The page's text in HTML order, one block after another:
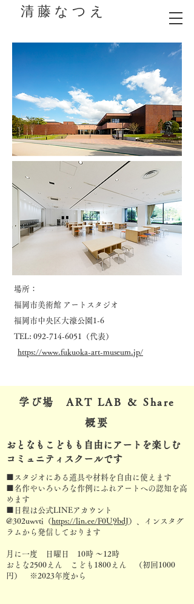
清 藤 な つ え
場所：
福岡市美術館 アートスタジオ
福岡市中央区大濠公園1-6
TEL: 092-714-6051
（代表）
https://www.fukuoka-art-museum.jp/
おとなもこどもも自由にアートを楽しむ
コミュニティスクールです
■スタジオにある道具や材料を自由に使えます
■名作やいろいろな作例にふれアートへの認知を高
めます
■日程は公式LINEアカウント
@302uwvti（https://lin.ee/F0U9bdJ）
、インスタグ
ラムから発信しております
月に一度 日曜日 10時 ～12時
おとな2500えん こども1800えん （初回1000
円） ※2023年度から
学び場 ART LAB ＆ Share
概要